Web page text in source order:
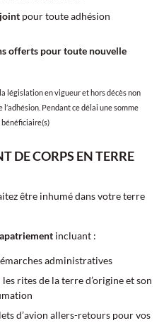
pour toute adhésion
offerts pour toute nouvelle
législation en vigueur et hors décès non
Pendant ce délai une somme
bénéficiaire(s)
DE CORPS EN TERRE
être inhumé dans votre terre
incluant :
administratives
rites de la terre d’origine et son
d’avion allers-retours pour vos